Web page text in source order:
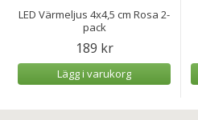
LED Värmeljus 4x4,5 cm Rosa 2-
pack
189 kr
Lägg i varukorg